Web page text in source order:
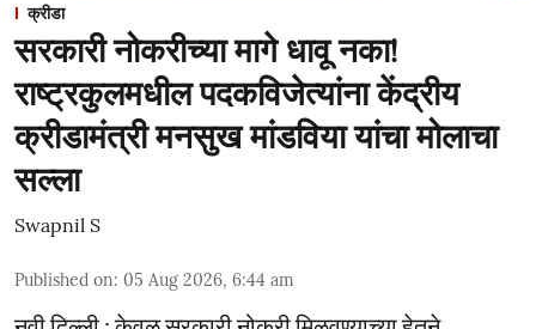
क्रीडा
सरकारी नोकरीच्या मागे धावू नका!
राष्ट्रकुलमधील पदकविजेत्यांना केंद्रीय
क्रीडामंत्री मनसुख मांडविया यांचा मोलाचा
सल्ला
Swapnil S
Published on: 05 Aug 2026, 6:44 am